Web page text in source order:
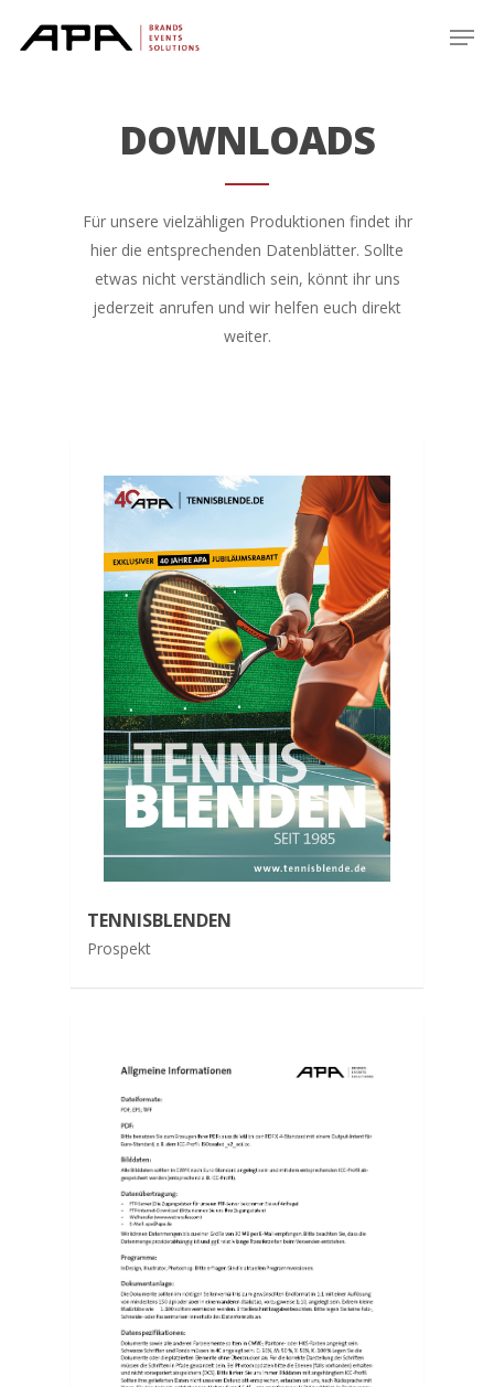
DOWNLOADS
Für unsere vielzähligen Produktionen findet ihr
hier die entsprechenden Datenblätter. Sollte
etwas nicht verständlich sein, könnt ihr uns
jederzeit anrufen und wir helfen euch direkt
weiter.
TENNISBLENDEN
Prospekt